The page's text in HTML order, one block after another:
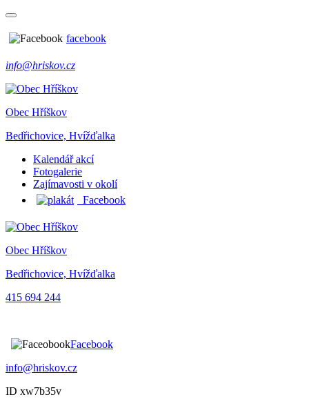
facebook
info@hriskov.cz
Obec Hříškov
Bedřichovice, Hvížďalka
Kalendář akcí
Fotogalerie
Zajímavosti v okolí
Facebook
Obec Hříškov
Bedřichovice, Hvížďalka
415 694 244
Facebook
info@hriskov.cz
ID xw7b35v